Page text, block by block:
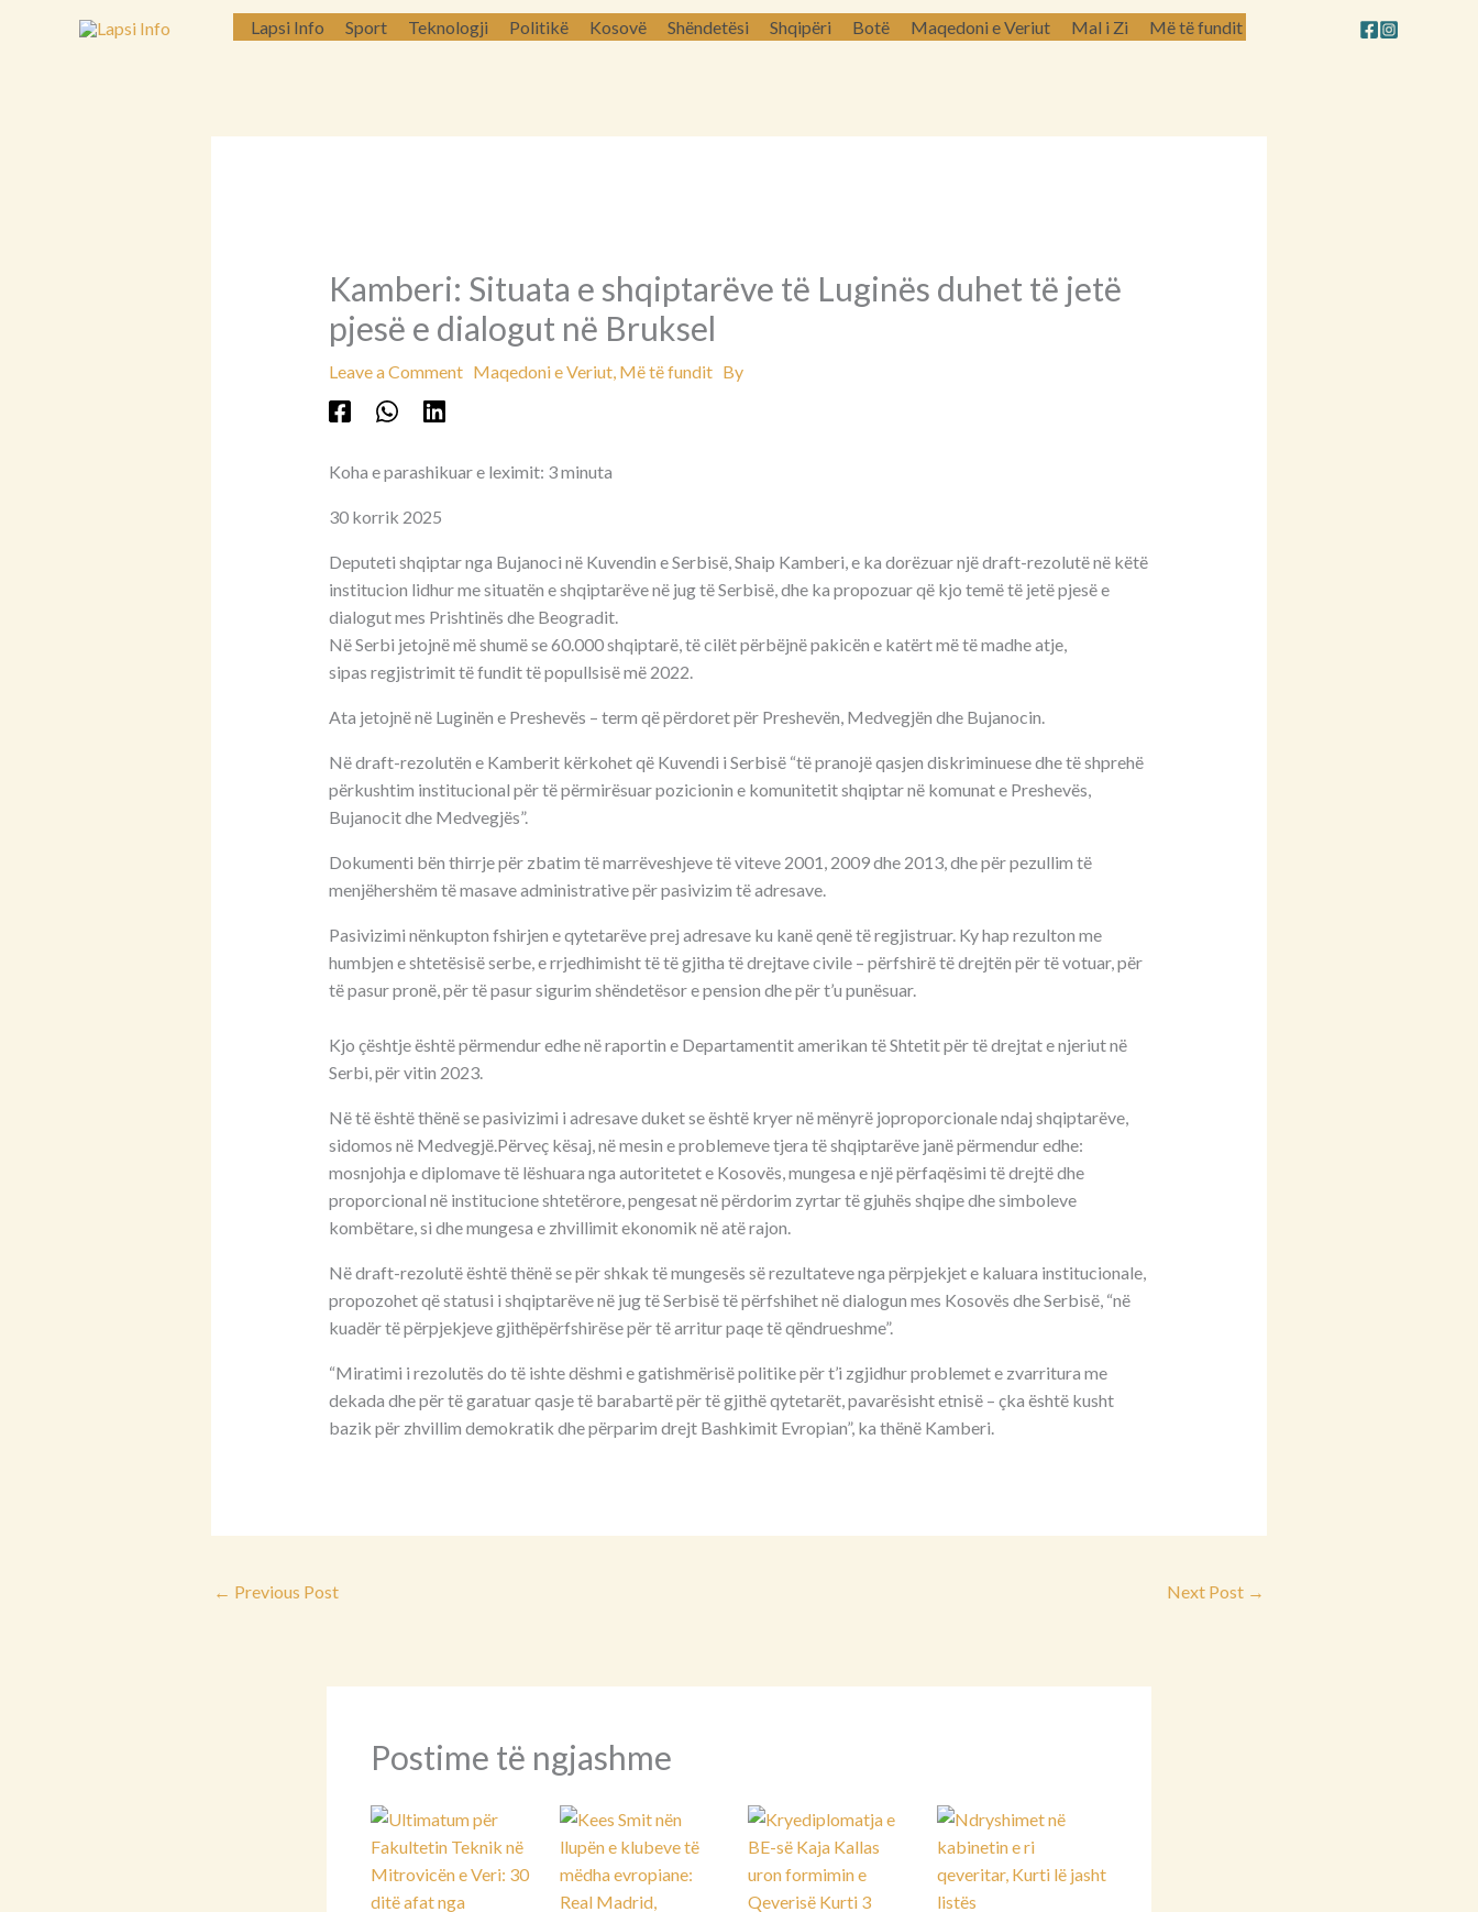
Lapsi Info Sport Teknologji Politikë Kosovë Shëndetësi Shqipëri Botë Maqedoni e Veriut Mal i Zi Më të fundit
Kamberi: Situata e shqiptarëve të Luginës duhet të jetë
pjesë e dialogut në Bruksel
Leave a Comment Maqedoni e Veriut, Më të funditBy
Koha e parashikuar e leximit: 3 minuta
30 korrik 2025
Deputeti shqiptar nga Bujanoci në Kuvendin e Serbisë, Shaip Kamberi, e ka dorëzuar një draft-rezolutë në këtë
institucion lidhur me situatën e shqiptarëve në jug të Serbisë, dhe ka propozuar që kjo temë të jetë pjesë e
dialogut mes Prishtinës dhe Beogradit.
Në Serbi jetojnë më shumë se 60.000 shqiptarë, të cilët përbëjnë pakicën e katërt më të madhe atje,
sipas regjistrimit të fundit të popullsisë më 2022.
Ata jetojnë në Luginën e Preshevës – term që përdoret për Preshevën, Medvegjën dhe Bujanocin.
Në draft-rezolutën e Kamberit kërkohet që Kuvendi i Serbisë “të pranojë qasjen diskriminuese dhe të shprehë
përkushtim institucional për të përmirësuar pozicionin e komunitetit shqiptar në komunat e Preshevës,
Bujanocit dhe Medvegjës”.
Dokumenti bën thirrje për zbatim të marrëveshjeve të viteve 2001, 2009 dhe 2013, dhe për pezullim të
menjëhershëm të masave administrative për pasivizim të adresave.
Pasivizimi nënkupton fshirjen e qytetarëve prej adresave ku kanë qenë të regjistruar. Ky hap rezulton me
humbjen e shtetësisë serbe, e rrjedhimisht të të gjitha të drejtave civile – përfshirë të drejtën për të votuar, për
të pasur pronë, për të pasur sigurim shëndetësor e pension dhe për t’u punësuar.
Kjo çështje është përmendur edhe në raportin e Departamentit amerikan të Shtetit për të drejtat e njeriut në
Serbi, për vitin 2023.
Në të është thënë se pasivizimi i adresave duket se është kryer në mënyrë joproporcionale ndaj shqiptarëve,
sidomos në Medvegjë.Përveç kësaj, në mesin e problemeve tjera të shqiptarëve janë përmendur edhe:
mosnjohja e diplomave të lëshuara nga autoritetet e Kosovës, mungesa e një përfaqësimi të drejtë dhe
proporcional në institucione shtetërore, pengesat në përdorim zyrtar të gjuhës shqipe dhe simboleve
kombëtare, si dhe mungesa e zhvillimit ekonomik në atë rajon.
Në draft-rezolutë është thënë se për shkak të mungesës së rezultateve nga përpjekjet e kaluara institucionale,
propozohet që statusi i shqiptarëve në jug të Serbisë të përfshihet në dialogun mes Kosovës dhe Serbisë, “në
kuadër të përpjekjeve gjithëpërfshirëse për të arritur paqe të qëndrueshme”.
“Miratimi i rezolutës do të ishte dëshmi e gatishmërisë politike për t’i zgjidhur problemet e zvarritura me
dekada dhe për të garatuar qasje të barabartë për të gjithë qytetarët, pavarësisht etnisë – çka është kusht
bazik për zhvillim demokratik dhe përparim drejt Bashkimit Evropian”, ka thënë Kamberi.
← Previous Post Next Post →
Postime të ngjashme